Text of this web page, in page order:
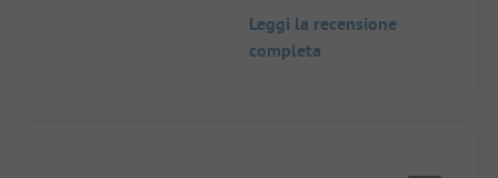
Leggi la recensione
completa